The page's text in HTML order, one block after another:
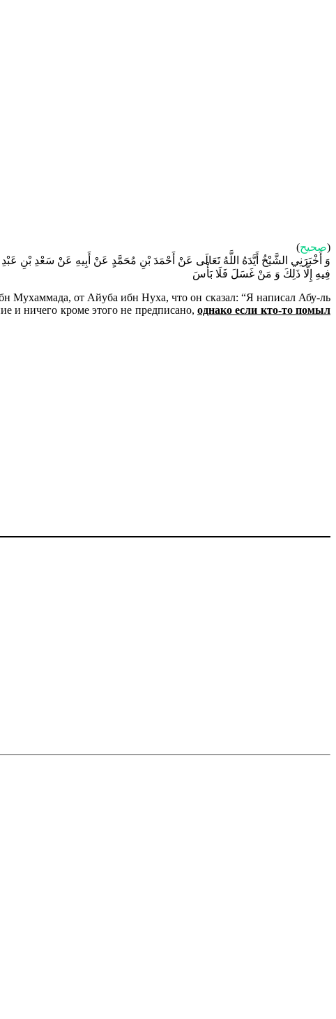
(صحيح)
وَ أَخْبَرَنِي الشَّيْخُ أَيَّدَهُ اللَّهُ تَعَالَى عَنْ أَحْمَدَ بْنِ مُحَمَّدٍ عَنْ أَبِيهِ عَنْ سَعْدِ بْنِ
فِيهِ إِلَّا ذَلِكَ وَ مَنْ غَسَلَ فَلَا بَأْسَ
Мухаммада, от Айуба ибн Нуха, что он сказал: “Я написал Абу-ль
и ничего кроме этого не предписано, однако если кто-то помыл